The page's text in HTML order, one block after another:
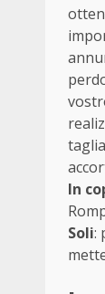
In
Soli: